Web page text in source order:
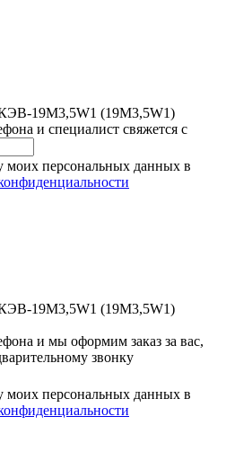
КЭВ-19М3,5W1 (19М3,5W1)
и специалист свяжется с
моих персональных данных в
КЭВ-19М3,5W1 (19М3,5W1)
и мы оформим заказ за вас,
звонку
моих персональных данных в